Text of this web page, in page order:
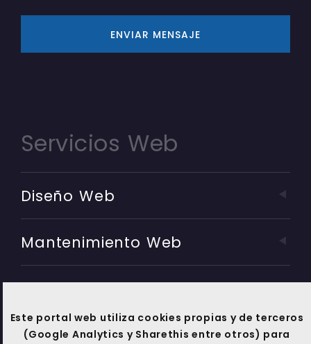
Este portal web utiliza cookies propias y de terceros
(Google Analytics y Sharethis entre otros) para
ENVIAR MENSAJE
Servicios Web
Diseño Web
Mantenimiento Web
Marketing Online
Soporte Técnico